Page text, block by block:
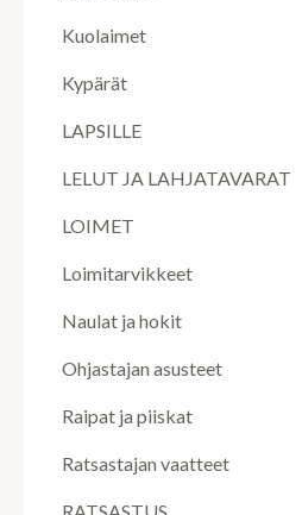
Kuolaimet
Kypärät
LAPSILLE
LELUT JA LAHJATAVARAT
LOIMET
Loimitarvikkeet
Naulat ja hokit
Ohjastajan asusteet
Raipat ja piiskat
Ratsastajan vaatteet